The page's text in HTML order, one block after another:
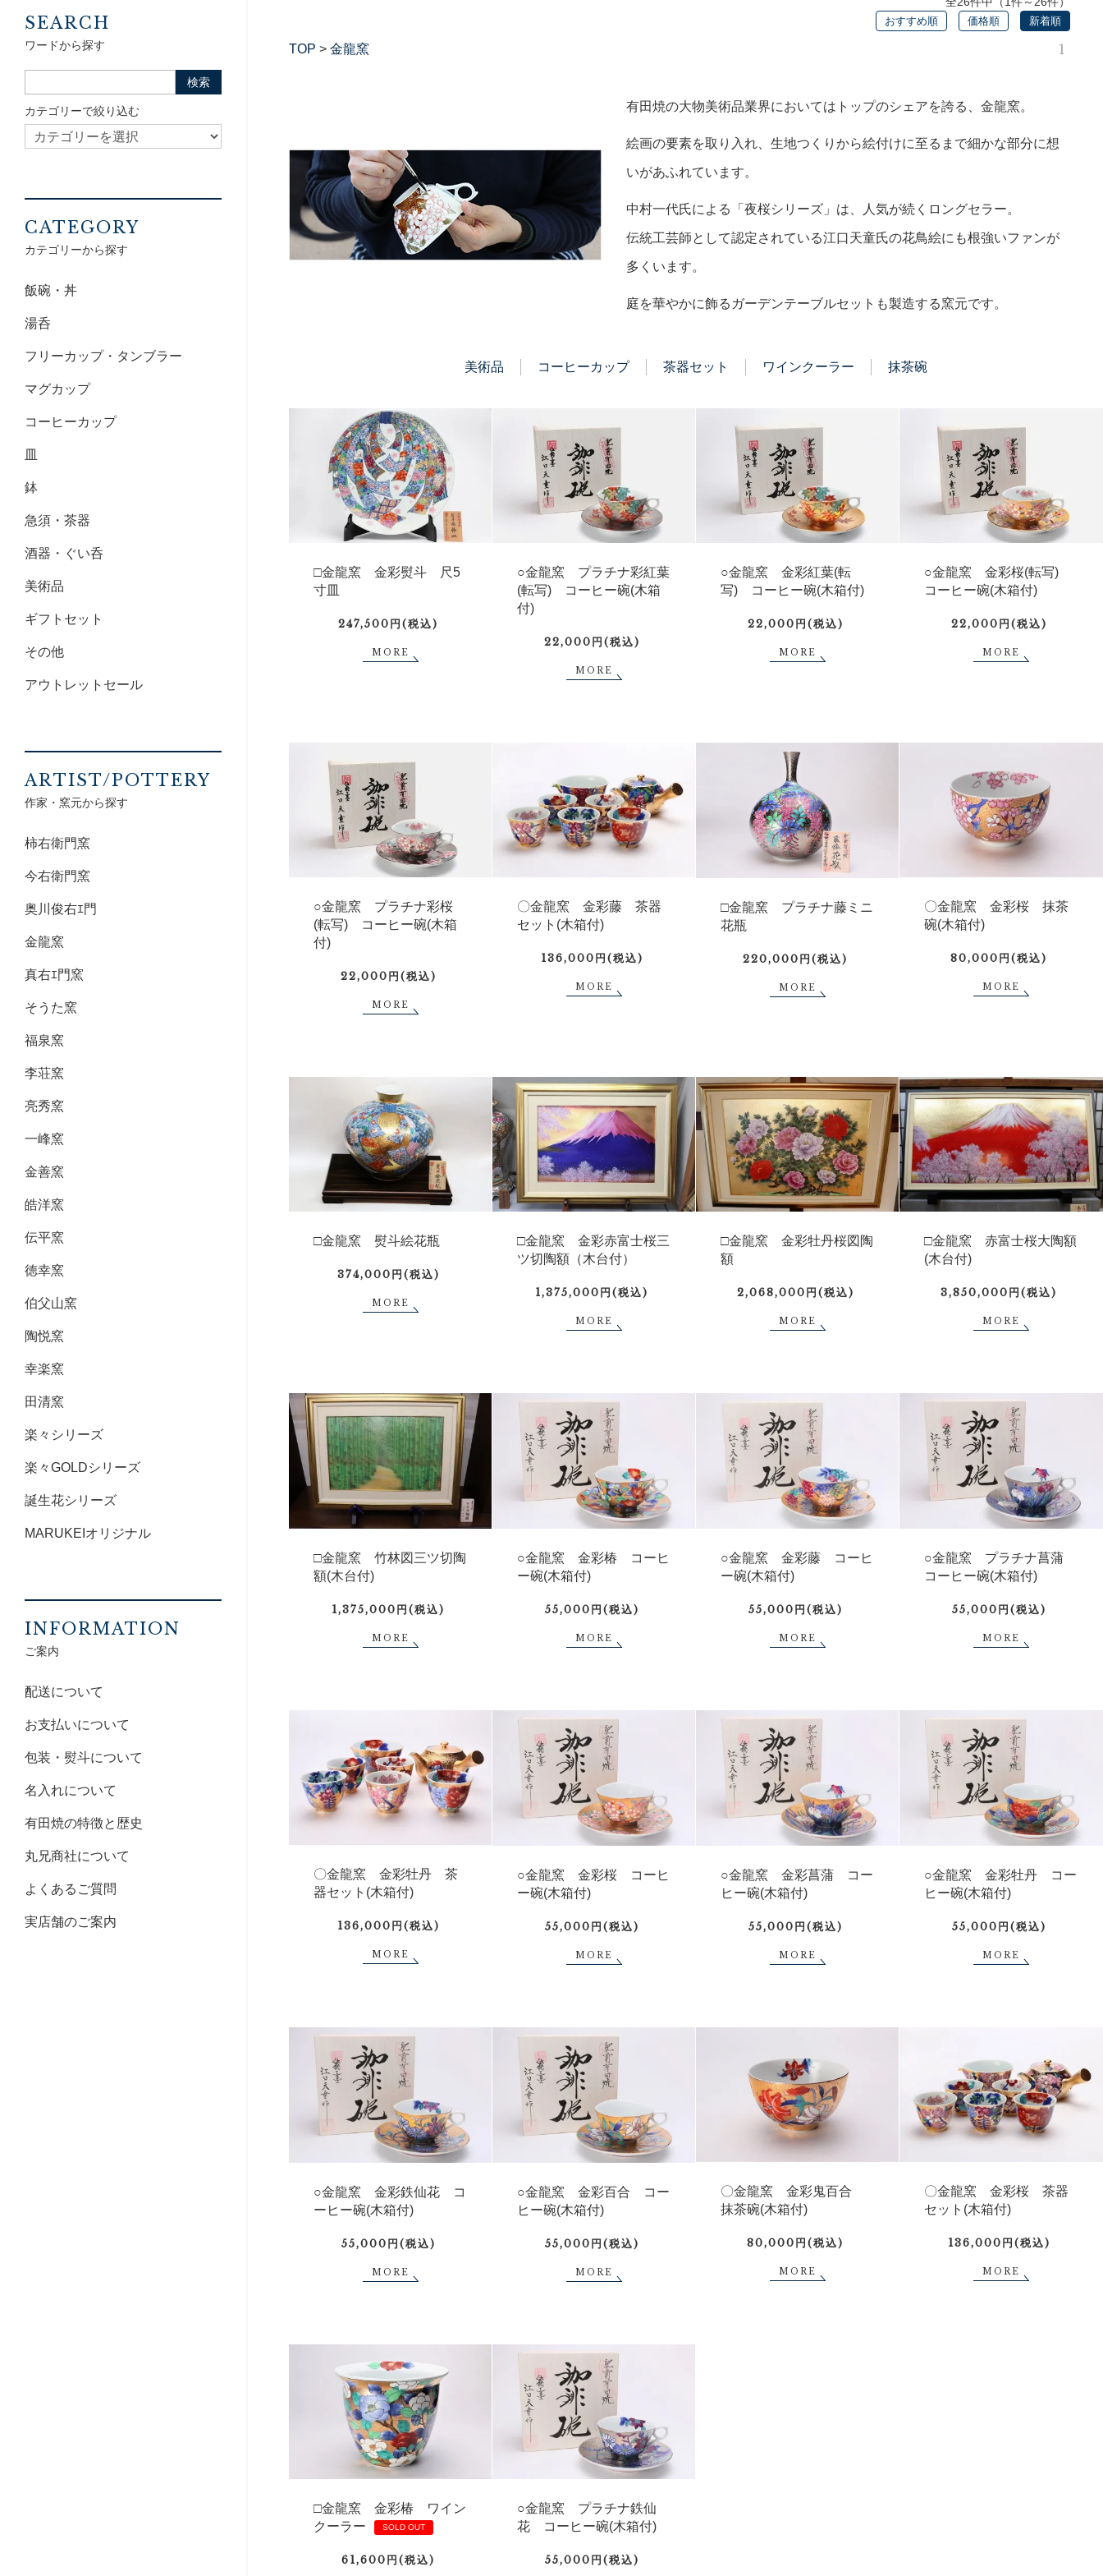
TOP > 金龍窯
おすすめ順 価格順 新着順
1
有田焼の大物美術品業界においてはトップのシェアを誇る、金龍窯。
絵画の要素を取り入れ、生地つくりから絵付けに至るまで細かな部分に想
いがあふれています。
中村一代氏による「夜桜シリーズ」は、人気が続くロングセラー。
伝統工芸師として認定されている江口天童氏の花鳥絵にも根強いファンが
多くいます。
庭を華やかに飾るガーデンテーブルセットも製造する窯元です。
美術品 コーヒーカップ 茶器セット ワインクーラー 抹茶碗
□金龍窯 金彩熨斗 尺5
寸皿
247,500円(税込)
MORE
○金龍窯 プラチナ彩紅葉
(転写) コーヒー碗(木箱
付)
22,000円(税込)
MORE
○金龍窯 金彩紅葉(転
写) コーヒー碗(木箱付)
22,000円(税込)
MORE
○金龍窯 金彩桜(転写)
コーヒー碗(木箱付)
22,000円(税込)
MORE
○金龍窯 プラチナ彩桜
(転写) コーヒー碗(木箱
付)
22,000円(税込)
MORE
〇金龍窯 金彩藤 茶器
セット(木箱付)
136,000円(税込)
MORE
□金龍窯 プラチナ藤ミニ
花瓶
220,000円(税込)
MORE
〇金龍窯 金彩桜 抹茶
碗(木箱付)
80,000円(税込)
MORE
□金龍窯 熨斗絵花瓶
374,000円(税込)
MORE
□金龍窯 金彩赤富士桜三
ツ切陶額（木台付）
1,375,000円(税込)
MORE
□金龍窯 金彩牡丹桜図陶
額
2,068,000円(税込)
MORE
□金龍窯 赤富士桜大陶額
(木台付)
3,850,000円(税込)
MORE
□金龍窯 竹林図三ツ切陶
額(木台付)
1,375,000円(税込)
MORE
○金龍窯 金彩椿 コーヒ
ー碗(木箱付)
55,000円(税込)
MORE
○金龍窯 金彩藤 コーヒ
ー碗(木箱付)
55,000円(税込)
MORE
○金龍窯 プラチナ菖蒲
コーヒー碗(木箱付)
55,000円(税込)
MORE
〇金龍窯 金彩牡丹 茶
器セット(木箱付)
136,000円(税込)
MORE
○金龍窯 金彩桜 コーヒ
ー碗(木箱付)
55,000円(税込)
MORE
○金龍窯 金彩菖蒲 コー
ヒー碗(木箱付)
55,000円(税込)
MORE
○金龍窯 金彩牡丹 コー
ヒー碗(木箱付)
55,000円(税込)
MORE
○金龍窯 金彩鉄仙花 コ
ーヒー碗(木箱付)
55,000円(税込)
MORE
○金龍窯 金彩百合 コー
ヒー碗(木箱付)
55,000円(税込)
MORE
〇金龍窯 金彩鬼百合
抹茶碗(木箱付)
80,000円(税込)
MORE
〇金龍窯 金彩桜 茶器
セット(木箱付)
136,000円(税込)
MORE
□金龍窯 金彩椿 ワイン
クーラー
61,600円(税込)
○金龍窯 プラチナ鉄仙
花 コーヒー碗(木箱付)
55,000円(税込)
SEARCH
ワードから探す
カテゴリーで絞り込む
CATEGORY
カテゴリーから探す
飯碗・丼
湯呑
フリーカップ・タンブラー
マグカップ
コーヒーカップ
皿
鉢
急須・茶器
酒器・ぐい呑
美術品
ギフトセット
その他
アウトレットセール
ARTIST/POTTERY
作家・窯元から探す
柿右衛門窯
今右衛門窯
奥川俊右ｴ門
金龍窯
真右ｴ門窯
そうた窯
福泉窯
李荘窯
亮秀窯
一峰窯
金善窯
皓洋窯
伝平窯
徳幸窯
伯父山窯
陶悦窯
幸楽窯
田清窯
楽々シリーズ
楽々GOLDシリーズ
誕生花シリーズ
MARUKEIオリジナル
INFORMATION
ご案内
配送について
お支払いについて
包装・熨斗について
名入れについて
有田焼の特徴と歴史
丸兄商社について
よくあるご質問
実店舗のご案内